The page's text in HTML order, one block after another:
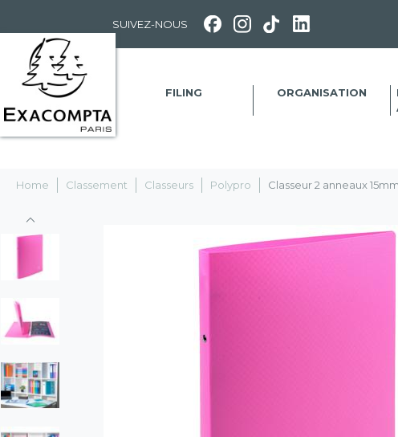
SUIVEZ-NOUS
FILING ORGANISATION
Home Classement Classeurs Polypro Classeur 2 anneaux